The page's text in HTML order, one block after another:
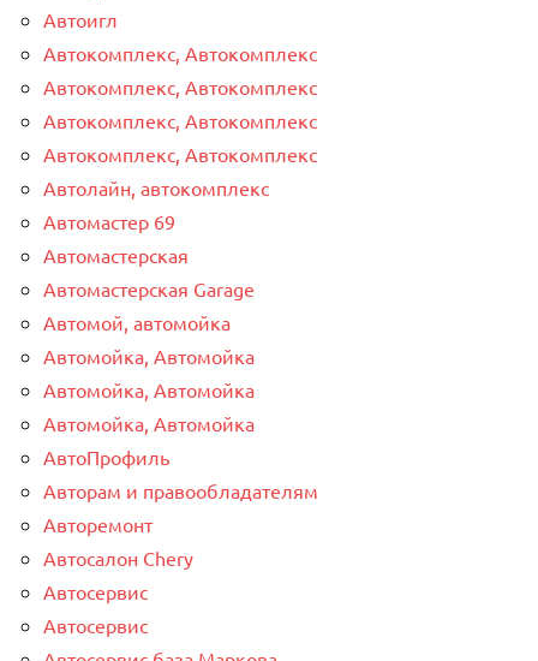
Автоигл
Автокомплекс, Автокомплекс
Автокомплекс, Автокомплекс
Автокомплекс, Автокомплекс
Автокомплекс, Автокомплекс
Автолайн, автокомплекс
Автомастер 69
Автомастерская
Автомастерская Garage
Автомой, автомойка
Автомойка, Автомойка
Автомойка, Автомойка
Автомойка, Автомойка
АвтоПрофиль
Авторам и правообладателям
Авторемонт
Автосалон Chery
Автосервис
Автосервис